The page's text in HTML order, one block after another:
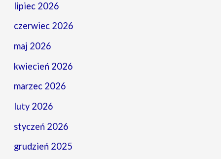
lipiec 2026
czerwiec 2026
maj 2026
kwiecień 2026
marzec 2026
luty 2026
styczeń 2026
grudzień 2025